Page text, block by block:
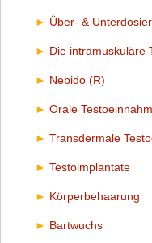
Über- &
Die intramuskuläre
Nebido (R)
Orale
Transdermale
Testoimplantate
Körperbehaarung
Bartwuchs